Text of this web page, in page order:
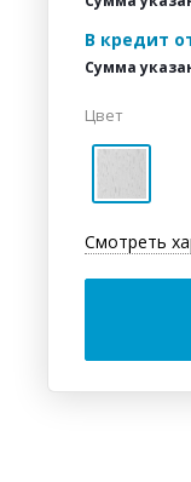
В кредит
Сумма
Цвет
Смотреть